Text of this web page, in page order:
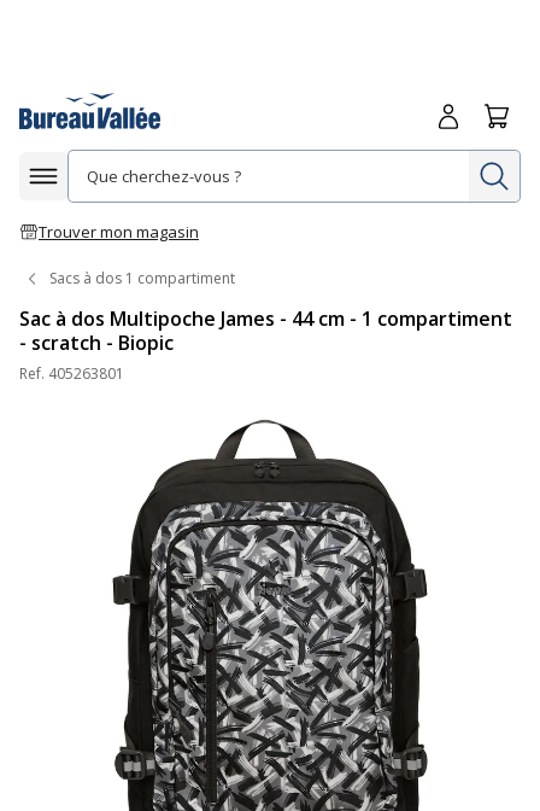
Afficher la navigation
Trouver mon magasin
Me
Sacs à dos 1 compartiment
Sac à dos Multipoche James - 44 cm - 1 compartiment
- scratch - Biopic
Ref. 405263801